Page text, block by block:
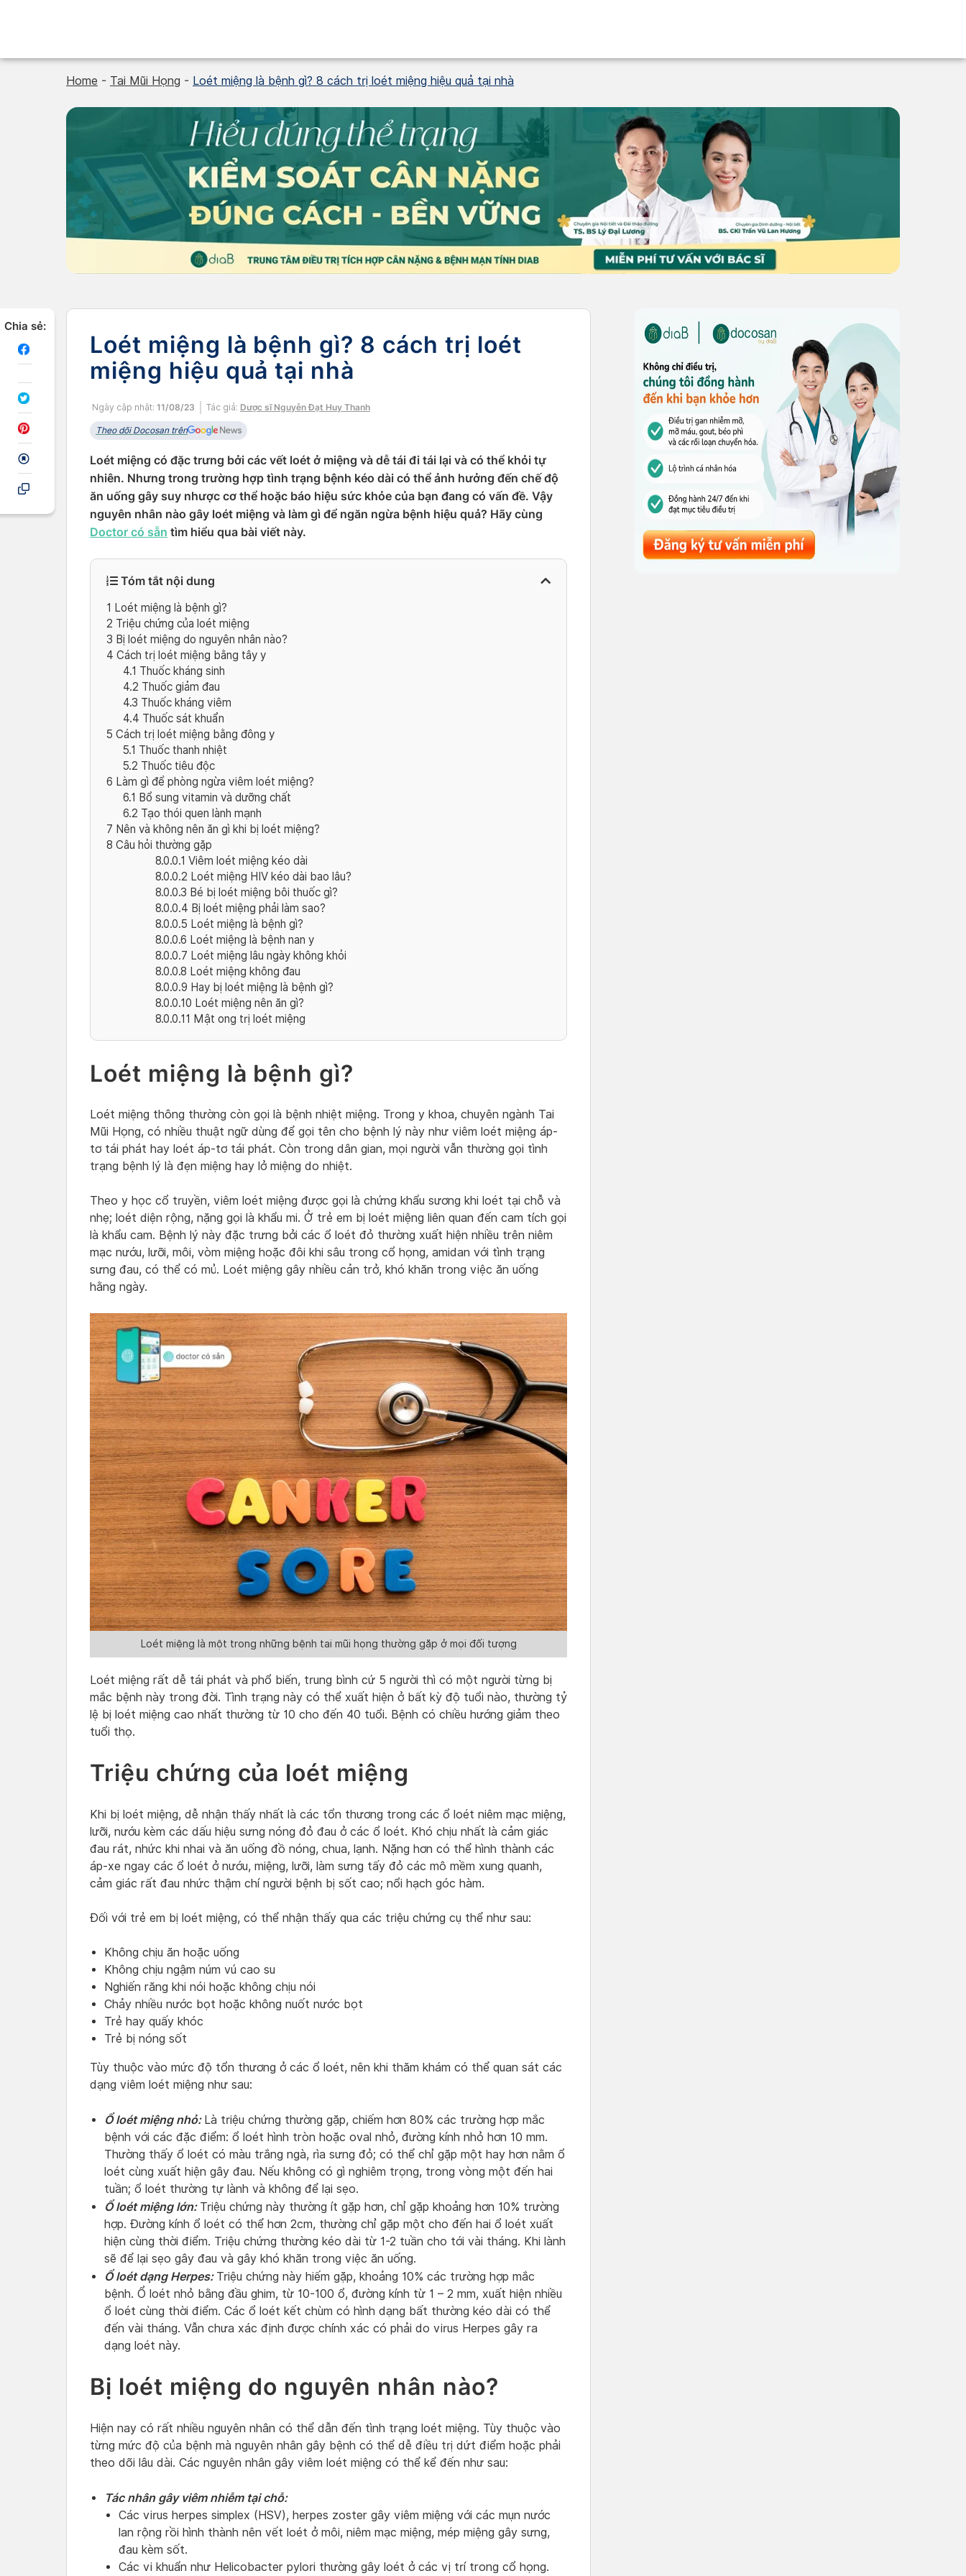
Home - Tai Mũi Họng - Loét miệng là bệnh gì? 8 cách trị loét miệng hiệu quả tại nhà
Chia sẻ:
Loét miệng là bệnh gì? 8 cách trị loét
miệng hiệu quả tại nhà
Ngày cập nhật: 11/08/23 Tác giả: Dược sĩ Nguyễn Đạt Huy Thanh
Theo dõi Docosan trên
Loét miệng có đặc trưng bởi các vết loét ở miệng và dễ tái đi tái lại và có thể khỏi tự
nhiên. Nhưng trong trường hợp tình trạng bệnh kéo dài có thể ảnh hưởng đến chế độ
ăn uống gây suy nhược cơ thể hoặc báo hiệu sức khỏe của bạn đang có vấn đề. Vậy
nguyên nhân nào gây loét miệng và làm gì để ngăn ngừa bệnh hiệu quả? Hãy cùng
Doctor có sẵn tìm hiểu qua bài viết này.
Tóm tắt nội dung
1 Loét miệng là bệnh gì?
2 Triệu chứng của loét miệng
3 Bị loét miệng do nguyên nhân nào?
4 Cách trị loét miệng bằng tây y
4.1 Thuốc kháng sinh
4.2 Thuốc giảm đau
4.3 Thuốc kháng viêm
4.4 Thuốc sát khuẩn
5 Cách trị loét miệng bằng đông y
5.1 Thuốc thanh nhiệt
5.2 Thuốc tiêu độc
6 Làm gì để phòng ngừa viêm loét miệng?
6.1 Bổ sung vitamin và dưỡng chất
6.2 Tạo thói quen lành mạnh
7 Nên và không nên ăn gì khi bị loét miệng?
8 Câu hỏi thường gặp
8.0.0.1 Viêm loét miệng kéo dài
8.0.0.2 Loét miệng HIV kéo dài bao lâu?
8.0.0.3 Bé bị loét miệng bôi thuốc gì?
8.0.0.4 Bị loét miệng phải làm sao?
8.0.0.5 Loét miệng là bệnh gì?
8.0.0.6 Loét miệng là bệnh nan y
8.0.0.7 Loét miệng lâu ngày không khỏi
8.0.0.8 Loét miệng không đau
8.0.0.9 Hay bị loét miệng là bệnh gì?
8.0.0.10 Loét miệng nên ăn gì?
8.0.0.11 Mật ong trị loét miệng
Loét miệng là bệnh gì?
Loét miệng thông thường còn gọi là bệnh nhiệt miệng. Trong y khoa, chuyên ngành Tai
Mũi Họng, có nhiều thuật ngữ dùng để gọi tên cho bệnh lý này như viêm loét miệng áp-
tơ tái phát hay loét áp-tơ tái phát. Còn trong dân gian, mọi người vẫn thường gọi tình
trạng bệnh lý là đẹn miệng hay lở miệng do nhiệt.
Theo y học cổ truyền, viêm loét miệng được gọi là chứng khẩu sương khi loét tại chỗ và
nhẹ; loét diện rộng, nặng gọi là khẩu mi. Ở trẻ em bị loét miệng liên quan đến cam tích gọi
là khẩu cam. Bệnh lý này đặc trưng bởi các ổ loét đỏ thường xuất hiện nhiều trên niêm
mạc nướu, lưỡi, môi, vòm miệng hoặc đôi khi sâu trong cổ họng, amidan với tình trạng
sưng đau, có thể có mủ. Loét miệng gây nhiều cản trở, khó khăn trong việc ăn uống
hằng ngày.
Loét miệng là một trong những bệnh tai mũi họng thường gặp ở mọi đối tượng
Loét miệng rất dễ tái phát và phổ biến, trung bình cứ 5 người thì có một người từng bị
mắc bệnh này trong đời. Tình trạng này có thể xuất hiện ở bất kỳ độ tuổi nào, thường tỷ
lệ bị loét miệng cao nhất thường từ 10 cho đến 40 tuổi. Bệnh có chiều hướng giảm theo
tuổi thọ.
Triệu chứng của loét miệng
Khi bị loét miệng, dễ nhận thấy nhất là các tổn thương trong các ổ loét niêm mạc miệng,
lưỡi, nướu kèm các dấu hiệu sưng nóng đỏ đau ở các ổ loét. Khó chịu nhất là cảm giác
đau rát, nhức khi nhai và ăn uống đồ nóng, chua, lạnh. Nặng hơn có thể hình thành các
áp-xe ngay các ổ loét ở nướu, miệng, lưỡi, làm sưng tấy đỏ các mô mềm xung quanh,
cảm giác rất đau nhức thậm chí người bệnh bị sốt cao; nổi hạch góc hàm.
Đối với trẻ em bị loét miệng, có thể nhận thấy qua các triệu chứng cụ thể như sau:
Không chịu ăn hoặc uống
Không chịu ngậm núm vú cao su
Nghiến răng khi nói hoặc không chịu nói
Chảy nhiều nước bọt hoặc không nuốt nước bọt
Trẻ hay quấy khóc
Trẻ bị nóng sốt
Tùy thuộc vào mức độ tổn thương ở các ổ loét, nên khi thăm khám có thể quan sát các
dạng viêm loét miệng như sau:
Ổ loét miệng nhỏ: Là triệu chứng thường gặp, chiếm hơn 80% các trường hợp mắc
bệnh với các đặc điểm: ổ loét hình tròn hoặc oval nhỏ, đường kính nhỏ hơn 10 mm.
Thường thấy ổ loét có màu trắng ngà, rìa sưng đỏ; có thể chỉ gặp một hay hơn nằm ổ
loét cùng xuất hiện gây đau. Nếu không có gì nghiêm trọng, trong vòng một đến hai
tuần; ổ loét thường tự lành và không để lại sẹo.
Ổ loét miệng lớn: Triệu chứng này thường ít gặp hơn, chỉ gặp khoảng hơn 10% trường
hợp. Đường kính ổ loét có thể hơn 2cm, thường chỉ gặp một cho đến hai ổ loét xuất
hiện cùng thời điểm. Triệu chứng thường kéo dài từ 1-2 tuần cho tới vài tháng. Khi lành
sẽ để lại sẹo gây đau và gây khó khăn trong việc ăn uống.
Ổ loét dạng Herpes: Triệu chứng này hiếm gặp, khoảng 10% các trường hợp mắc
bệnh. Ổ loét nhỏ bằng đầu ghim, từ 10-100 ổ, đường kính từ 1 – 2 mm, xuất hiện nhiều
ổ loét cùng thời điểm. Các ổ loét kết chùm có hình dạng bất thường kéo dài có thể
đến vài tháng. Vẫn chưa xác định được chính xác có phải do virus Herpes gây ra
dạng loét này.
Bị loét miệng do nguyên nhân nào?
Hiện nay có rất nhiều nguyên nhân có thể dẫn đến tình trạng loét miệng. Tùy thuộc vào
từng mức độ của bệnh mà nguyên nhân gây bệnh có thể dễ điều trị dứt điểm hoặc phải
theo dõi lâu dài. Các nguyên nhân gây viêm loét miệng có thể kể đến như sau:
Tác nhân gây viêm nhiễm tại chỗ:
Các virus herpes simplex (HSV), herpes zoster gây viêm miệng với các mụn nước
lan rộng rồi hình thành nên vết loét ở môi, niêm mạc miệng, mép miệng gây sưng,
đau kèm sốt.
Các vi khuẩn như Helicobacter pylori thường gây loét ở các vị trí trong cổ họng.